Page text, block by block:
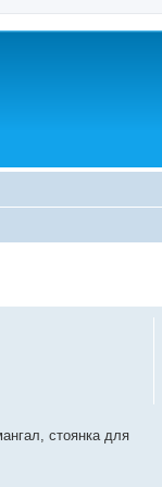
стоянка для